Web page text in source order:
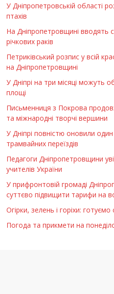
У Дніпропетровській області
птахів
На Дніпропетровщині вводять
річкових раків
Петриківський розпис у всій
на Дніпропетровщині
У Дніпрі на три місяці можуть
площі
Письменниця з Покрова
та міжнародні творчі вершини
У Дніпрі повністю оновили
трамвайних переїздів
Педагоги Дніпропетровщини
учителів України
У прифронтовій громаді
суттєво підвищити тарифи на
Огірки, зелень і горіхи:
Погода та прикмети на